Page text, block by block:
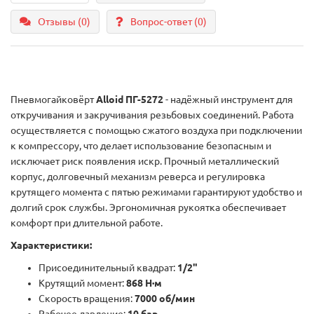
Отзывы (0) Вопрос-ответ(0)
ПневмогайковёртAlloid ПГ-5272- надёжный инструмент для
откручивания и закручивания резьбовых соединений. Работа
осуществляется с помощью сжатого воздуха при подключении
к компрессору, что делает использование безопасным и
исключает риск появления искр. Прочный металлический
корпус, долговечный механизм реверса и регулировка
крутящего момента с пятью режимами гарантируют удобство и
долгий срок службы. Эргономичная рукоятка обеспечивает
комфорт при длительной работе.
Характеристики:
Присоединительный квадрат: 1/2"
Крутящий момент:868 Н·м
Скорость вращения:7000 об/мин